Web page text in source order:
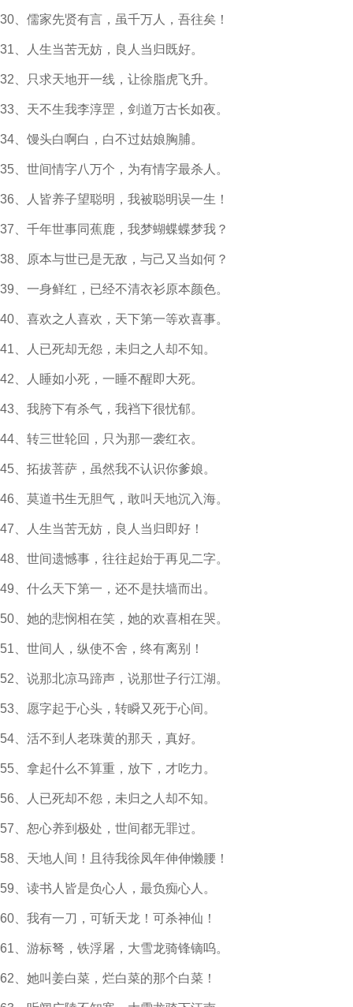
30、儒家先贤有言，虽千万人，吾往矣！
31、人生当苦无妨，良人当归既好。
32、只求天地开一线，让徐脂虎飞升。
33、天不生我李淳罡，剑道万古长如夜。
34、馒头白啊白，白不过姑娘胸脯。
35、世间情字八万个，为有情字最杀人。
36、人皆养子望聪明，我被聪明误一生！
37、千年世事同蕉鹿，我梦蝴蝶蝶梦我？
38、原本与世已是无敌，与己又当如何？
39、一身鲜红，已经不清衣衫原本颜色。
40、喜欢之人喜欢，天下第一等欢喜事。
41、人已死却无怨，未归之人却不知。
42、人睡如小死，一睡不醒即大死。
43、我胯下有杀气，我裆下很忧郁。
44、转三世轮回，只为那一袭红衣。
45、拓拔菩萨，虽然我不认识你爹娘。
46、莫道书生无胆气，敢叫天地沉入海。
47、人生当苦无妨，良人当归即好！
48、世间遗憾事，往往起始于再见二字。
49、什么天下第一，还不是扶墙而出。
50、她的悲悯相在笑，她的欢喜相在哭。
51、世间人，纵使不舍，终有离别！
52、说那北凉马蹄声，说那世子行江湖。
53、愿字起于心头，转瞬又死于心间。
54、活不到人老珠黄的那天，真好。
55、拿起什么不算重，放下，才吃力。
56、人已死却不怨，未归之人却不知。
57、恕心养到极处，世间都无罪过。
58、天地人间！且待我徐凤年伸伸懒腰！
59、读书人皆是负心人，最负痴心人。
60、我有一刀，可斩天龙！可杀神仙！
61、游标弩，铁浮屠，大雪龙骑锋镝呜。
62、她叫姜白菜，烂白菜的那个白菜！